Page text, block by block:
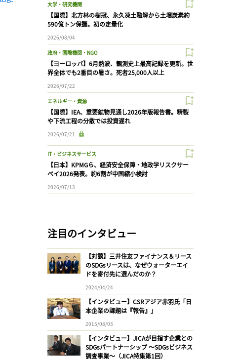
大学・研究機関
【国際】北方林の樹冠、永久凍土融解から土壌炭素約
590億トン保護。初の定量化
2026/08/04
政府・国際機関・NGO
【ヨーロッパ】6月熱波、観測史上最高記録を更新。世
界全体でも2番目の暑さ。死者25,000人以上
2026/07/22
エネルギー・資源
【国際】IEA、重要鉱物見通し2026年版報告書。精製
や下流工程の分散では投資遅れ
2026/07/21
IT・ビジネスサービス
【日本】KPMGら、経済安全保障・地政学リスクサー
ベイ2026発表。約6割が中国縮小検討
2026/07/13
注目のインタビュー
【対談】三井住友ファイナンス＆リース
のSDGsリースは、なぜウォーターエイ
ドを寄付先に選んだのか？
2024/04/24
【インタビュー】CSRアジア赤羽氏「日
本企業の課題は『報告』」
2015/08/03
【インタビュー】JICAが目指す企業との
SDGsパートナーシップ 〜SDGsビジネス
調査事業〜（JICA特集第1回）